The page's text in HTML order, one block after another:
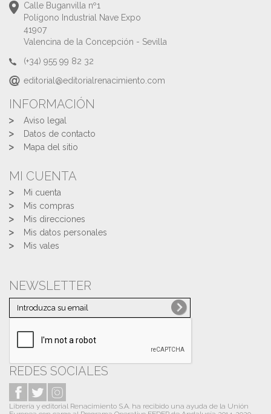
Calle Buganvilla nº1
Polígono Industrial Nave Expo
41907
Valencina de la Concepción - Sevilla
(+34) 955 99 82 32
editorial@editorialrenacimiento.com
INFORMACIÓN
Aviso legal
Datos de contacto
Mapa del sitio
MI CUENTA
Mi cuenta
Mis compras
Mis direcciones
Mis datos personales
Mis vales
NEWSLETTER
REDES SOCIALES
Librería y editorial Renacimiento S.A. ha recibido una ayuda de la Unión